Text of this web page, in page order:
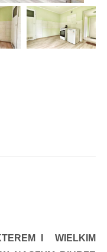
I
WIELKIM